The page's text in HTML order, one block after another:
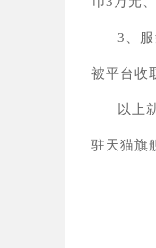
3、
被平台收
以上
驻天猫旗